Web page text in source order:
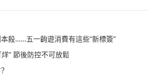
殺……五一齣遊消費有這些“新標簽”
” 節後防控不可放鬆